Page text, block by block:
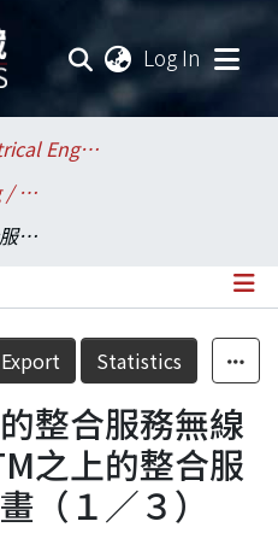
Log In
College of Electrical Engineering and Computer Science / 電機資訊學院
Electrical Engineering / 電機工程學系
構建於ATM之上的整合服務無線網路─構建於ATM之上的整合服務無線網路總計畫（１／３）
Export Statistics
整合服務無線
之上的整合服
（１／３）